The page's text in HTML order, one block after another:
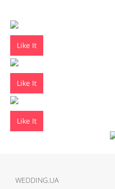
Like It
Like It
Like It
WEDDING.UA